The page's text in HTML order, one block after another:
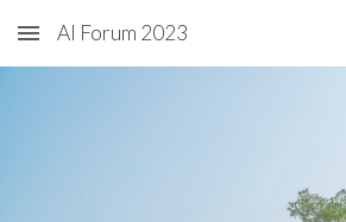
Skip to main content
AI Forum 2023